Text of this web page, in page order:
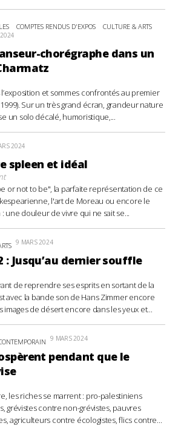
COMPTES RENDUS D'EXPOS
CULTURE & ARTS
chorégraphe dans un
et sommes confrontés au premier
Sur un très grand écran, grandeur nature
un solo décalé, humoristique,...
2024
spleen et idéal
or not to be", la parfaite représentation de ce
l'art de Moreau ou encore le
une douleur de vivre qui ne sait se...
9 MARS 2024
: Jusqu’au dernier souffle
de reprendre ses esprits en sortant de la
avec la bande son de Hans Zimmer encore
images de désert encore dans les yeux et...
9 MARS 2024
pendant que le
les riches se marrent : pro-palestiniens
grévistes contre non-grévistes, pauvres
agriculteurs contre écologistes, flics contre...